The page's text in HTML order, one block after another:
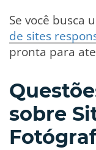
Se você busca
de sites
pronta para
sobre